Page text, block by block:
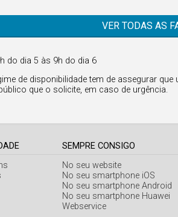
VER TODAS AS
do dia 5 às 9h do dia 6
de disponibilidade tem de assegurar
que o solicite, em caso de urgência.
SEMPRE CONSIGO
No seu website
No seu smartphone iOS
No seu smartphone Android
No seu smartphone Huawei
Webservice